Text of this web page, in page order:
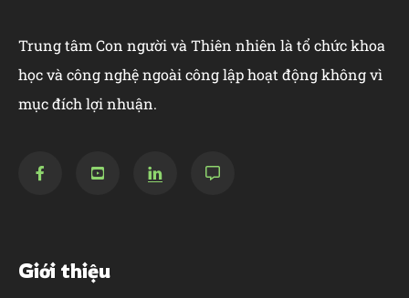
Trung tâm Con người và Thiên nhiên là tổ chức khoa
học và công nghệ ngoài công lập hoạt động không vì
mục đích lợi nhuận.
Giới thiệu